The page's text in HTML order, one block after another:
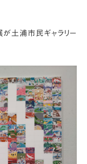
が土浦市民ギャラリー